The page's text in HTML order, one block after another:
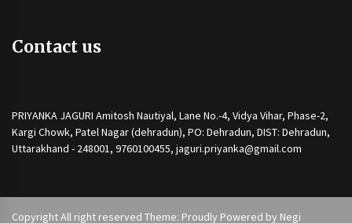
Contact us
PRIYANKA JAGURI Amitosh Nautiyal, Lane No.-4, Vidya Vihar, Phase-2,
Kargi Chowk, Patel Nagar (dehradun), PO: Dehradun, DIST: Dehradun,
Uttarakhand - 248001, 9760100455, jaguri.priyanka@gmail.com
Copyright All right reserved Theme: Proudly Powered by Negi